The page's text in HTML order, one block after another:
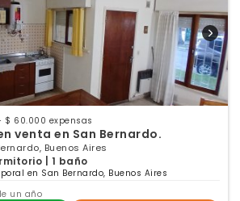
$ 60.000 expensas
venta en San Bernardo.
Buenos Aires
| 1 baño
en San Bernardo, Buenos Aires
un año